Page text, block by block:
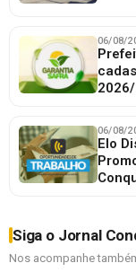
06/08/
06/08/
Elo
Siga o Jornal
Nos acompanhe